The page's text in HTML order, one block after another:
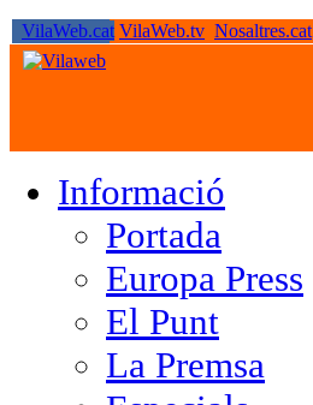
VilaWeb.cat VilaWeb.tv Nosaltres.cat
Informació
Portada
Europa Press
El Punt
La Premsa